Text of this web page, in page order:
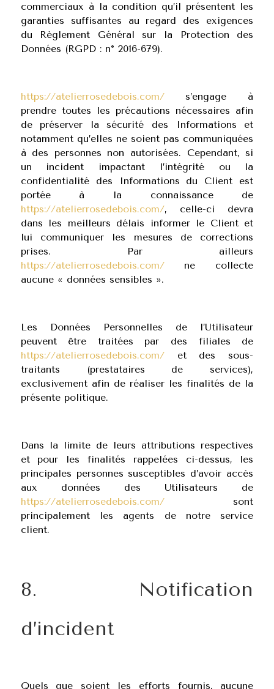
commerciaux à la condition qu’il présentent les
garanties suffisantes au regard des exigences
du Règlement Général sur la Protection des
Données (RGPD : n° 2016-679).
https://atelierrosedebois.com/s’engage à
prendre toutes les précautions nécessaires afin
de préserver la sécurité des Informations et
notamment qu’elles ne soient pas communiquées
à des personnes non autorisées. Cependant, si
un incident impactant l’intégrité ou la
confidentialité des Informations du Client est
portée à la connaissance de
https://atelierrosedebois.com/, celle-ci devra
dans les meilleurs délais informer le Client et
lui communiquer les mesures de corrections
prises. Par ailleurs
https://atelierrosedebois.com/ne collecte
aucune « données sensibles ».
Les Données Personnelles de l’Utilisateur
peuvent être traitées par des filiales de
https://atelierrosedebois.com/et des sous-
traitants (prestataires de services),
exclusivement afin de réaliser les finalités de la
présente politique.
Dans la limite de leurs attributions respectives
et pour les finalités rappelées ci-dessus, les
principales personnes susceptibles d’avoir accès
aux données des Utilisateurs de
https://atelierrosedebois.com/sont
principalement les agents de notre service
client.
8. Notification
d’incident
Quels que soient les efforts fournis, aucune